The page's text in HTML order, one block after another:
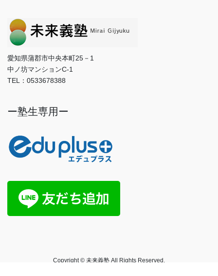
愛知県蒲郡市中央本町25－1
中ノ坊マンションC-1
TEL：0533678388
ー塾生専用ー
Copyright © 未来義塾 All Rights Reserved.